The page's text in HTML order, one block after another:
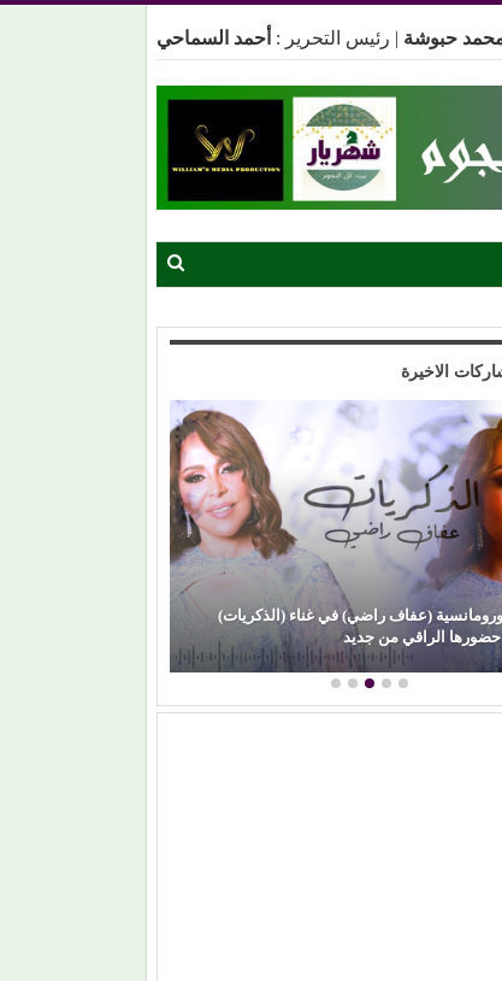
حبوشة | رئيس التحرير : أحمد السماحي
الاخيرة
(عفاف راضي) في غناء (الذكريات)
الراقي من جديد